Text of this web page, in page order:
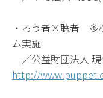
・ろう者×聴者 多
ム実施
／公益財団法人
http://